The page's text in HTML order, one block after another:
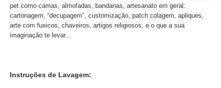
pet como camas, almofadas, bandanas, artesanato em geral:
cartonagem, “decupagem”, customização, patch colagem, apliques,
arte com fuxicos, chaveiros, artigos religiosos, e o que a sua
imaginação te levar...
Instruções de Lavagem: